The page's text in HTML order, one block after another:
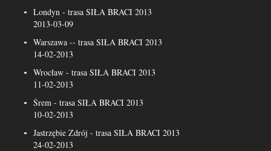
Londyn - trasa SIŁA BRACI 2013
2013-03-09
Warszawa -- trasa SIŁA BRACI 2013
14-02-2013
Wrocław - trasa SIŁA BRACI 2013
11-02-2013
Śrem - trasa SIŁA BRACI 2013
10-02-2013
Jastrzębie Zdrój - trasa SIŁA BRACI 2013
24-02-2013